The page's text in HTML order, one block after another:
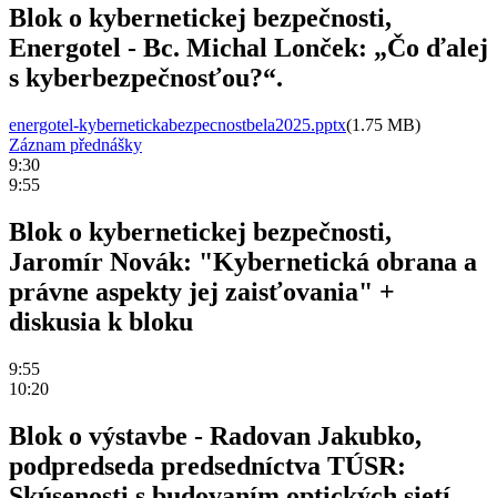
Blok o kybernetickej bezpečnosti,
Energotel - Bc. Michal Lonček: „Čo ďalej
s kyberbezpečnosťou?“.
energotel-kybernetickabezpecnostbela2025.pptx(1.75 MB)
Záznam přednášky
9:30
9:55
Blok o kybernetickej bezpečnosti,
Jaromír Novák: "Kybernetická obrana a
právne aspekty jej zaisťovania" +
diskusia k bloku
9:55
10:20
Blok o výstavbe - Radovan Jakubko,
podpredseda predsedníctva TÚSR: